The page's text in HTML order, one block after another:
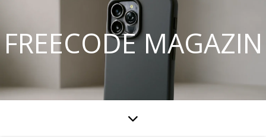
FREECODE MAGAZIN